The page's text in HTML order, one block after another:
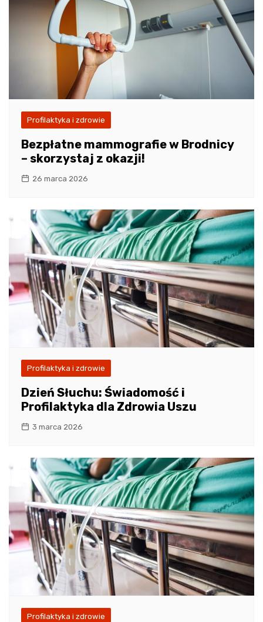
Profilaktyka i zdrowie
Bezpłatne mammografie w Brodnicy
– skorzystaj z okazji!
26 marca 2026
Profilaktyka i zdrowie
Dzień Słuchu: Świadomość i
Profilaktyka dla Zdrowia Uszu
3 marca 2026
Profilaktyka i zdrowie